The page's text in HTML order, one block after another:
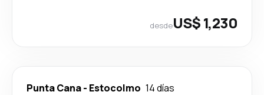
desdeUS$ 1,230
Punta Cana- Estocolmo 14 días